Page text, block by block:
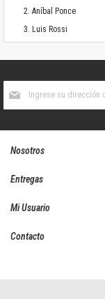
Aníbal Ponce
Luis Rossi
boletín
Nosotros
Entregas
Mi Usuario
Contacto